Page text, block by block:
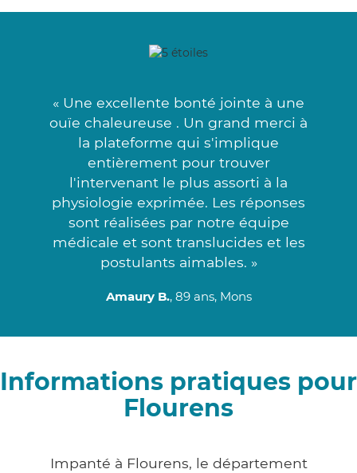
« Une excellente bonté jointe à une
ouïe chaleureuse . Un grand merci à
la plateforme qui s'implique
entièrement pour trouver
l'intervenant le plus assorti à la
physiologie exprimée. Les réponses
sont réalisées par notre équipe
médicale et sont translucides et les
postulants aimables. »
Amaury B., 89 ans, Mons
Informations pratiques pour
Flourens
Impanté à Flourens, le département